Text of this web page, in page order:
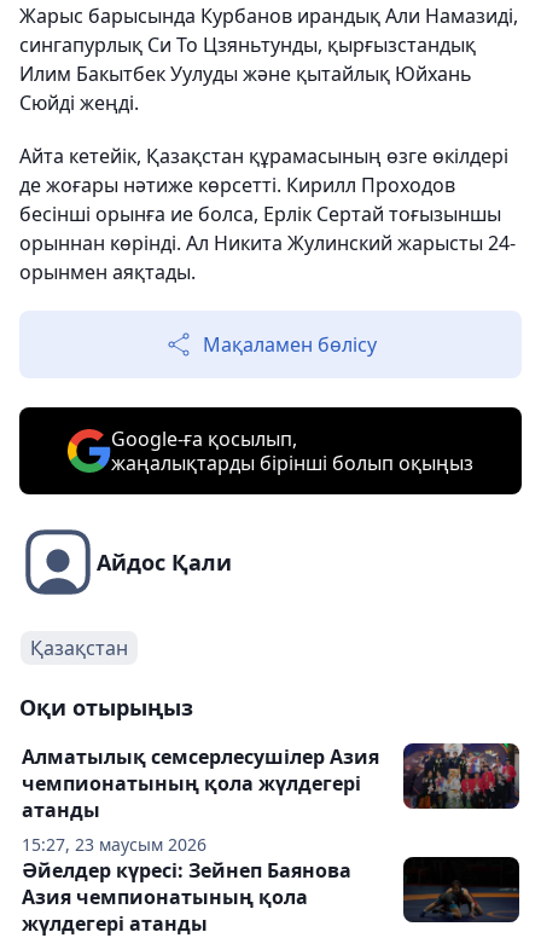
Жарыс барысында Курбанов ирандық Али Намазиді,
сингапурлық Си То Цзяньтунды, қырғызстандық
Илим Бакытбек Уулуды және қытайлық Юйхань
Сюйді жеңді.
Айта кетейік, Қазақстан құрамасының өзге өкілдері
де жоғары нәтиже көрсетті. Кирилл Проходов
бесінші орынға ие болса, Ерлік Сертай тоғызыншы
орыннан көрінді. Ал Никита Жулинский жарысты 24-
орынмен аяқтады.
Мақаламен бөлісу
Google-ға қосылып,
жаңалықтарды бірінші болып оқыңыз
Айдос Қали
Қазақстан
Оқи отырыңыз
15:27, 23 маусым 2026
Алматылық семсерлесушілер Азия
чемпионатының қола жүлдегері
атанды
Әйелдер күресі: Зейнеп Баянова
Азия чемпионатының қола
жүлдегері атанды